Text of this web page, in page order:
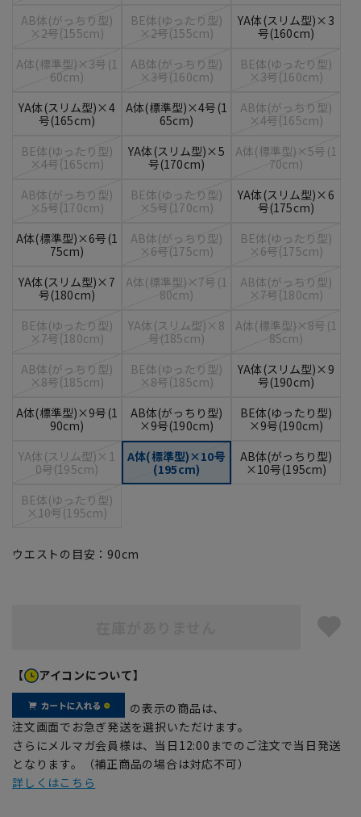
AB体(がっちり型)
×2号(155cm)
BE体(ゆったり型)
×2号(155cm)
YA体(スリム型)×3
号(160cm)
A体(標準型)×3号(1
60cm)
AB体(がっちり型)
×3号(160cm)
BE体(ゆったり型)
×3号(160cm)
YA体(スリム型)×4
号(165cm)
A体(標準型)×4号(1
65cm)
AB体(がっちり型)
×4号(165cm)
BE体(ゆったり型)
×4号(165cm)
YA体(スリム型)×5
号(170cm)
A体(標準型)×5号(1
70cm)
AB体(がっちり型)
×5号(170cm)
BE体(ゆったり型)
×5号(170cm)
YA体(スリム型)×6
号(175cm)
A体(標準型)×6号(1
75cm)
AB体(がっちり型)
×6号(175cm)
BE体(ゆったり型)
×6号(175cm)
YA体(スリム型)×7
号(180cm)
A体(標準型)×7号(1
80cm)
AB体(がっちり型)
×7号(180cm)
BE体(ゆったり型)
×7号(180cm)
YA体(スリム型)×8
号(185cm)
A体(標準型)×8号(1
85cm)
AB体(がっちり型)
×8号(185cm)
BE体(ゆったり型)
×8号(185cm)
YA体(スリム型)×9
号(190cm)
A体(標準型)×9号(1
90cm)
AB体(がっちり型)
×9号(190cm)
BE体(ゆったり型)
×9号(190cm)
YA体(スリム型)×1
0号(195cm)
A体(標準型)×10号
(195cm)
AB体(がっちり型)
×10号(195cm)
BE体(ゆったり型)
×10号(195cm)
ウエストの目安： 90cm
【 アイコンについて】
の表示の商品は、
注文画面でお急ぎ発送を選択いただけます。
さらにメルマガ会員様は、当日12:00までのご注文で当日発送
となります。（補正商品の場合は対応不可）
詳しくはこちら